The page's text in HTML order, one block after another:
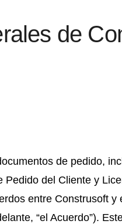
de
de pedido,
del Cliente y
entre Construsoft y
“el Acuerdo”).